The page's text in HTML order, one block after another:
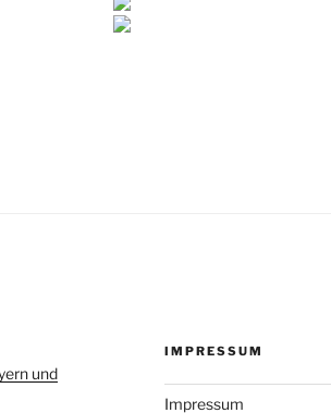
und
IMPRESSUM
Impressum